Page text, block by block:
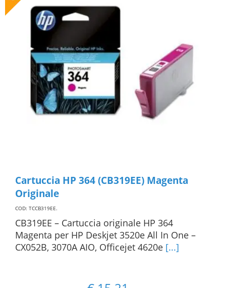
Cartuccia HP 364 (CB319EE) Magenta
Originale
COD: TCCB319EE.
CB319EE – Cartuccia originale HP 364
Magenta per HP Deskjet 3520e All In One –
CX052B, 3070A AIO, Officejet 4620e [...]